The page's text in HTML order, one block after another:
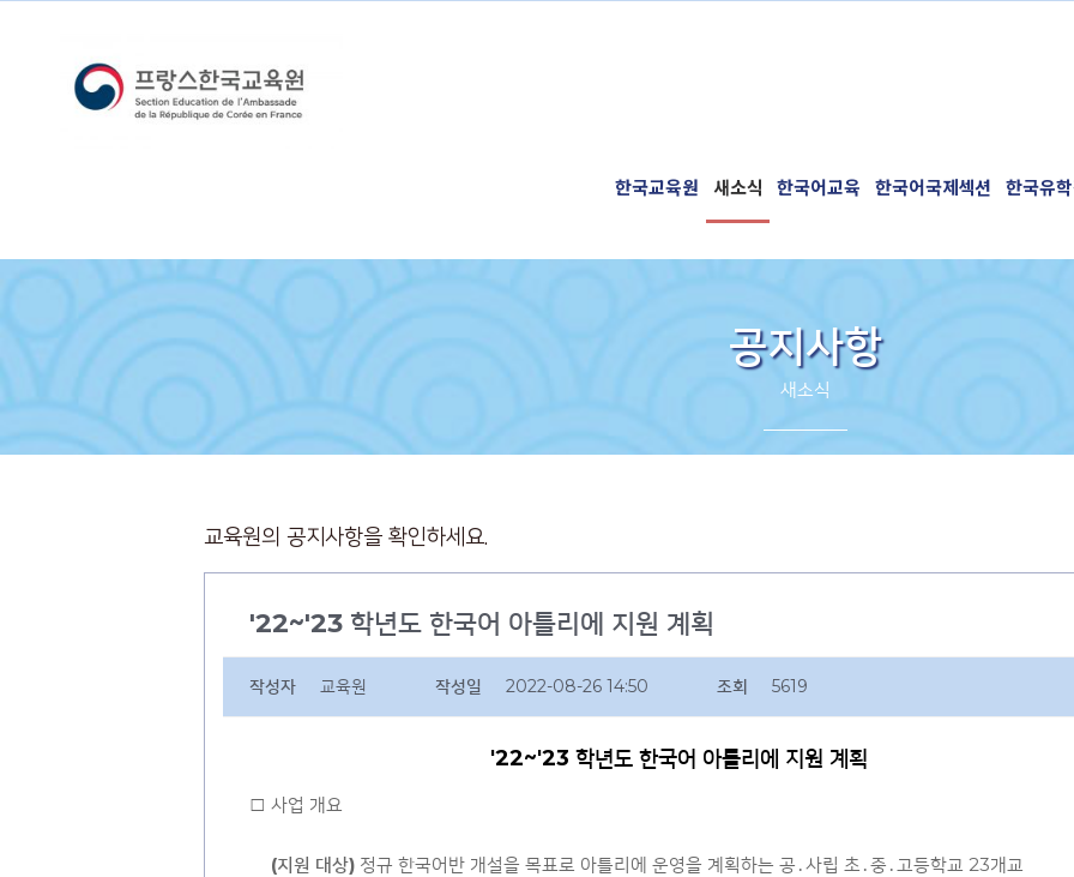
한국교육원 새소식 한국어교육 한국어국제섹션 한국유
공지사항
새소식
교육원의 공지사항을 확인하세요.
'22~'23 학년도 한국어 아틀리에 지원 계획
작성자 교육원 작성일 2022-08-26 14:50 조회 5619
'22~'23 학년도 한국어 아틀리에 지원 계획
□ 사업 개요
(지원 대상) 정규 한국어반 개설을 목표로 아틀리에 운영을 계획하는 공․사립 초․중․고등학교 23개교